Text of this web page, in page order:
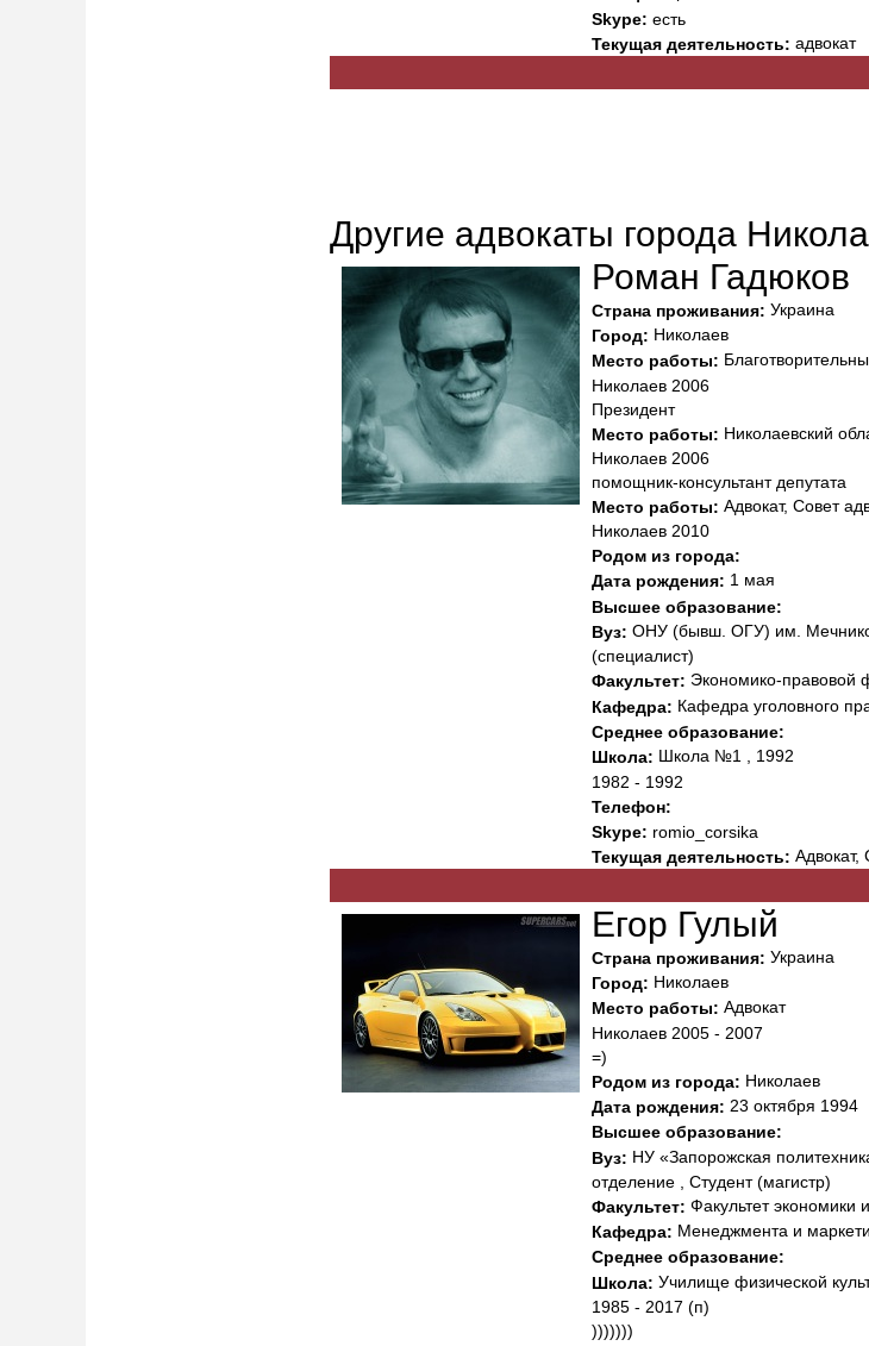
Skype: есть
Текущая деятельность: адвокат
Другие адвокаты города
Роман Гадюков
Страна проживания: Украина
Город: Николаев
Место работы:
Николаев 2006
Президент
Место работы: Николаевский
Николаев 2006
помощник-консультант депутата
Место работы: Адвокат, Совет
Николаев 2010
Родом из города:
Дата рождения: 1 мая
Высшее образование:
Вуз: ОНУ (бывш. ОГУ) им.
(специалист)
Факультет: Экономико-правовой
Кафедра: Кафедра уголовного
Среднее образование:
Школа: Школа №1 , 1992
1982 - 1992
Телефон:
Skype: romio_corsika
Текущая деятельность: Адвокат,
Егор Гулый
Страна проживания: Украина
Город: Николаев
Место работы: Адвокат
Николаев 2005 - 2007
=)
Родом из города: Николаев
Дата рождения: 23 октября 1994
Высшее образование:
Вуз: НУ «Запорожская
отделение , Студент (магистр)
Факультет: Факультет экономики
Кафедра: Менеджмента и
Среднее образование:
Школа: Училище физической
1985 - 2017 (п)
)))))))